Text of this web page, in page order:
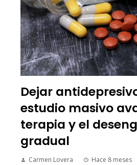
Dejar
estudio masivo
terapia y el
gradual
Carmen Lovera Hace 8 meses